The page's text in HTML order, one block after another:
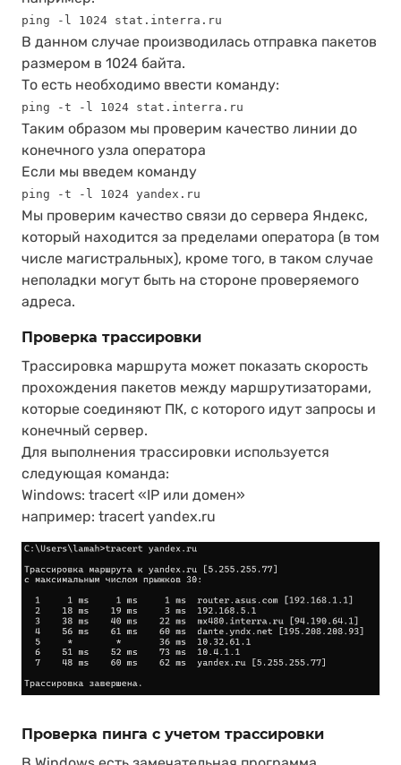
ping -l 1024 stat.interra.ru
В данном случае производилась отправка пакетов
размером в 1024 байта.
То есть необходимо ввести команду:
ping -t -l 1024 stat.interra.ru
Таким образом мы проверим качество линии до
конечного узла оператора
Если мы введем команду
ping -t -l 1024 yandex.ru
Мы проверим качество связи до сервера Яндекс,
который находится за пределами оператора (в том
числе магистральных), кроме того, в таком случае
неполадки могут быть на стороне проверяемого
адреса.
Проверка трассировки
Трассировка маршрута может показать скорость
прохождения пакетов между маршрутизаторами,
которые соединяют ПК, с которого идут запросы и
конечный сервер.
Для выполнения трассировки используется
следующая команда:
Windows: tracert «IP или домен»
например: tracert yandex.ru
Проверка пинга с учетом трассировки